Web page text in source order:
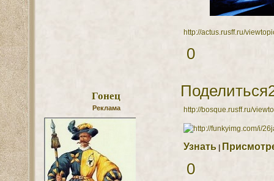
http://actus.rusff.ru/
0
Поделиться
Гонец
Реклама http://bosque.rusff.ru/
Узнать|
0